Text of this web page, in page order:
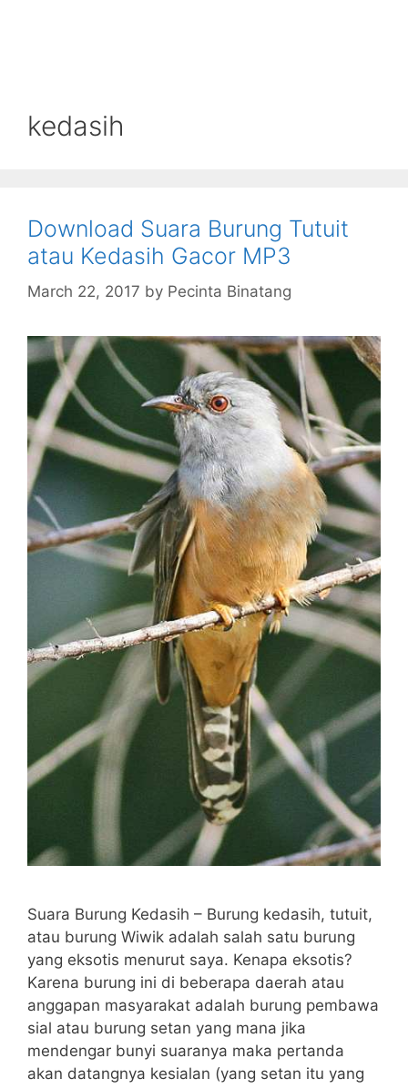
kedasih
Download Suara Burung Tutuit
atau Kedasih Gacor MP3
March 22, 2017 by Pecinta Binatang
Suara Burung Kedasih – Burung kedasih, tutuit,
atau burung Wiwik adalah salah satu burung
yang eksotis menurut saya. Kenapa eksotis?
Karena burung ini di beberapa daerah atau
anggapan masyarakat adalah burung pembawa
sial atau burung setan yang mana jika
mendengar bunyi suaranya maka pertanda
akan datangnya kesialan (yang setan itu yang